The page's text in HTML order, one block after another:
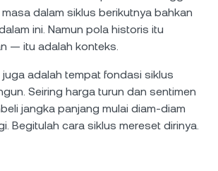
dalam siklus berikutnya bahkan
ini. Namun pola historis itu
— itu adalah konteks.
adalah tempat fondasi siklus
Seiring harga turun dan sentimen
jangka panjang mulai diam-diam
Begitulah cara siklus mereset dirinya.